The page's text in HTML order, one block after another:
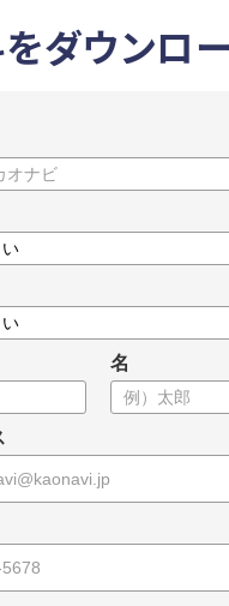
ダウンロ
名